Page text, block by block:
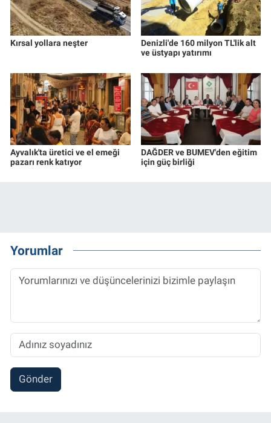
Kırsal yollara neşter
Denizli'de 160 milyon TL'lik alt
ve üstyapı yatırımı
Ayvalık'ta üretici ve el emeği
pazarı renk katıyor
DAĞDER ve BUMEV'den eğitim
için güç birliği
Yorumlar
Gönder